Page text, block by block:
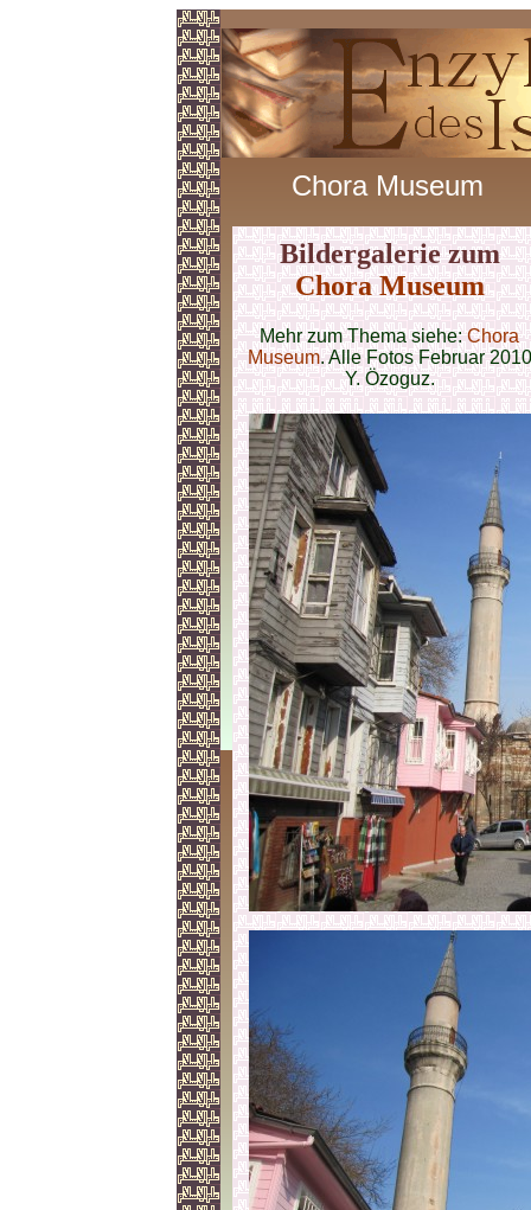
Chora Museum
Bildergalerie zum
Chora Museum
Mehr zum Thema siehe:Chora
Museum. Alle Fotos Februar 2010
Y. Özoguz.